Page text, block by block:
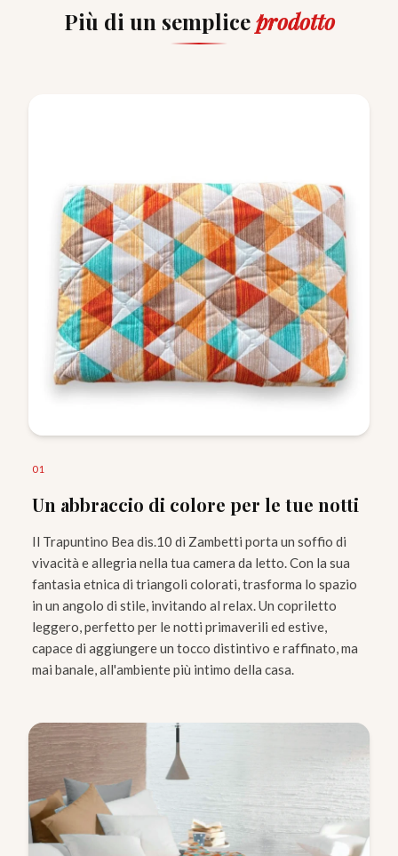
Più di un sempliceprodotto
01
Un abbraccio di colore per le tue notti
Il Trapuntino Bea dis.10 di Zambetti porta un soffio di
vivacità e allegria nella tua camera da letto. Con la sua
fantasia etnica di triangoli colorati, trasforma lo spazio
in un angolo di stile, invitando al relax. Un copriletto
leggero, perfetto per le notti primaverili ed estive,
capace di aggiungere un tocco distintivo e raffinato, ma
mai banale, all'ambiente più intimo della casa.